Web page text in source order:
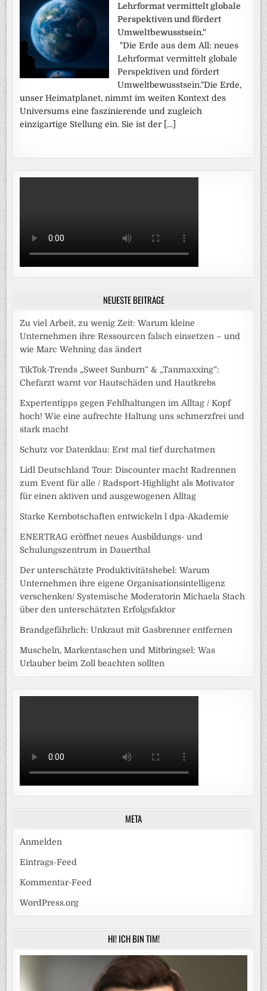
Lehrformat vermittelt globale
Perspektiven und fördert
Umweltbewusstsein."
"Die Erde aus dem All: neues
Lehrformat vermittelt globale
Perspektiven und fördert
Umweltbewusstsein."Die Erde,
unser Heimatplanet, nimmt im weiten Kontext des
Universums eine faszinierende und zugleich
einzigartige Stellung ein. Sie ist der […]
NEUESTE BEITRÄGE
Zu viel Arbeit, zu wenig Zeit: Warum kleine
Unternehmen ihre Ressourcen falsch einsetzen – und
wie Marc Wehning das ändert
TikTok-Trends „Sweet Sunburn“ & „Tanmaxxing“:
Chefarzt warnt vor Hautschäden und Hautkrebs
Expertentipps gegen Fehlhaltungen im Alltag / Kopf
hoch! Wie eine aufrechte Haltung uns schmerzfrei und
stark macht
Schutz vor Datenklau: Erst mal tief durchatmen
Lidl Deutschland Tour: Discounter macht Radrennen
zum Event für alle / Radsport-Highlight als Motivator
für einen aktiven und ausgewogenen Alltag
Starke Kernbotschaften entwickeln l dpa-Akademie
ENERTRAG eröffnet neues Ausbildungs- und
Schulungszentrum in Dauerthal
Der unterschätzte Produktivitätshebel: Warum
Unternehmen ihre eigene Organisationsintelligenz
verschenken/ Systemische Moderatorin Michaela Stach
über den unterschätzten Erfolgsfaktor
Brandgefährlich: Unkraut mit Gasbrenner entfernen
Muscheln, Markentaschen und Mitbringsel: Was
Urlauber beim Zoll beachten sollten
META
Anmelden
Eintrags-Feed
Kommentar-Feed
WordPress.org
HI! ICH BIN TIM!